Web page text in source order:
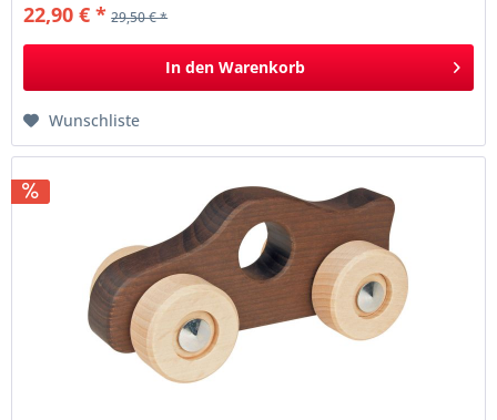
22,90 € * 29,50 € *
In den Warenkorb
Wunschliste